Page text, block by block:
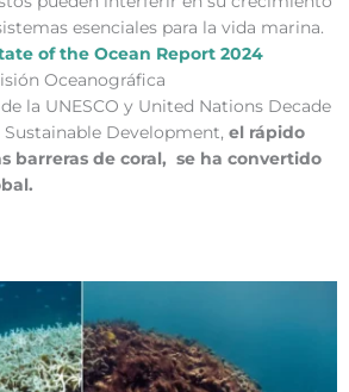
esenciales para la vida marina.
of the Ocean Report 2024
Oceanográfica
la UNESCO y United Nations Decade
Development, el rápido
barreras de coral, se ha convertido